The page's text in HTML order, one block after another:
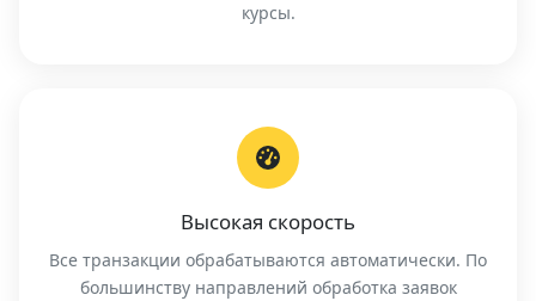
курсы.
Высокая скорость
Все транзакции обрабатываются автоматически. По
большинству направлений обработка заявок